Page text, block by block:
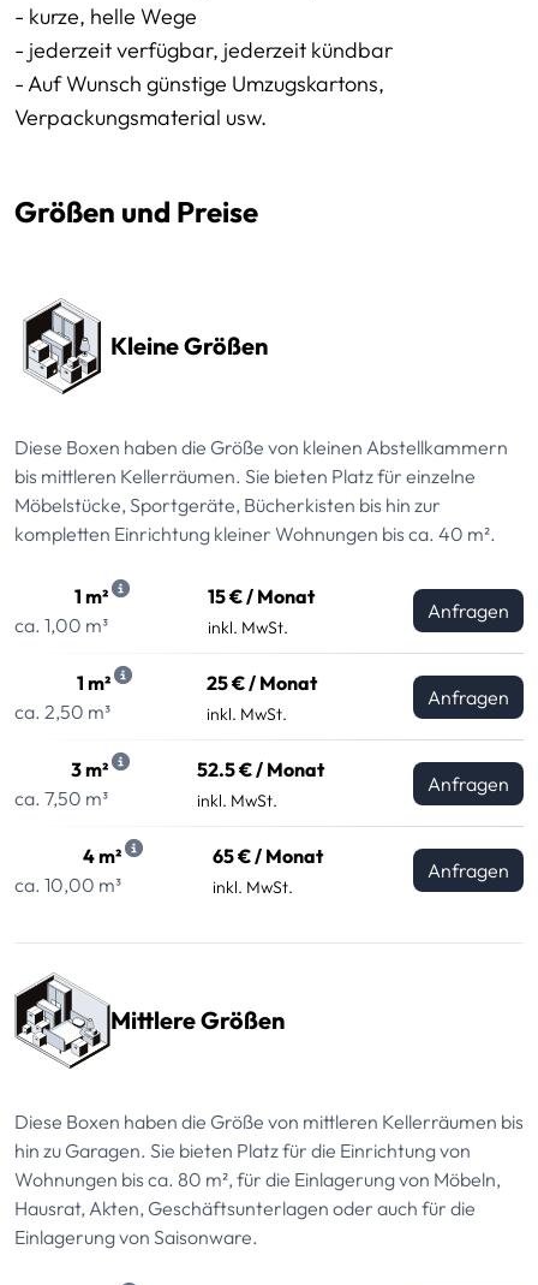
- kurze, helle Wege
- jederzeit verfügbar, jederzeit kündbar
- Auf Wunsch günstige Umzugskartons,
Verpackungsmaterial usw.
Größen und Preise
Kleine Größen
Diese Boxen haben die Größe von kleinen Abstellkammern
bis mittleren Kellerräumen. Sie bieten Platz für einzelne
Möbelstücke, Sportgeräte, Bücherkisten bis hin zur
kompletten Einrichtung kleiner Wohnungen bis ca. 40 m².
1 m²
ca. 1,00 m³
15 € / Monat
inkl. MwSt.
Anfragen
1 m²
ca. 2,50 m³
25 € / Monat
inkl. MwSt.
Anfragen
3 m²
ca. 7,50 m³
52.5 € / Monat
inkl. MwSt.
Anfragen
4 m²
ca. 10,00 m³
65 € / Monat
inkl. MwSt.
Anfragen
Mittlere Größen
Diese Boxen haben die Größe von mittleren Kellerräumen bis
hin zu Garagen. Sie bieten Platz für die Einrichtung von
Wohnungen bis ca. 80 m², für die Einlagerung von Möbeln,
Hausrat, Akten, Geschäftsunterlagen oder auch für die
Einlagerung von Saisonware.